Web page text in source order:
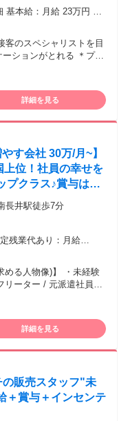
公
労士など業務に関連す
給します。 入社後
ベースアップを実現で
目（各種資格手当）：
税理士試験2科目合格、
基本給：月給 23万円 〜
全員に一律で支払われ
扶養手当あり（上限2万
イオンモール内勤務）
して、従業員に対する★
・年2回の賞与とは別
果
年一回の昇給額が決ま
り、後輩に教える こと
度 の特徴。 これによ
ウを後輩に教え、新人
なった。 ★インセ
るようにしたキャンペ
ぐに インセンティブを
短期間で、 頑張りを評
に関しては 勤続2年目から支給。
客のスペシャリストを目
ションがとれる ＊プロ
【歓迎】 ・
職経験者 ・営業職経験
ない ・定時帰宅可能な
も大切にしたい ・人と
き ・人生の節目をお手
く働き続けたい ・今の
を感じたい ・お客様と
・アパレル・美容・ サ
。 - 【スタッフ
から 入社し、慣れな
を 感じるようになりま
で、 お客様の笑顔が見
ちらまで嬉しくなっち
る インセンティブの支
す。 会社の業績
、 決算賞与がでるのも
詳細を見る
す会社 30万/月~】
上位！社員の幸せを
プクラス♪賞与はし
南長井駅徒歩7分
時間を超える残業代は
年度:夏季賞与平均支
月）
リーター / 元派遣社員活
・接客を通して人を元
きたい人 ・正社員デビ
的に学ぶ姿勢がある人 ・
を取り入れられる人
詳細を見る
販売スタッフ"未
＋賞与＋インセンテ